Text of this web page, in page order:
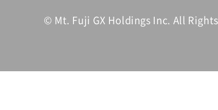
© Mt. Fuji GX Holdings Inc. All